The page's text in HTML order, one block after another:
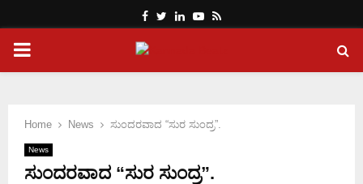
Facebook
Twitter
LinkedinYoutube
Rss
PRIMARY
Home News ಸುಂದರವಾದ “ಸುರ ಸುಂದ್ರ”.
News
ಸುಂದರವಾದ “ಸುರ ಸುಂದ್ರ”.